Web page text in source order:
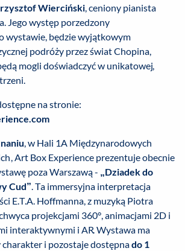
Wierciński, ceniony pianista
Jego występ porzedzony
wystawie, będzie wyjątkowym
podróży przez świat Chopina,
mogli doświadczyć w unikatowej,
na stronie:
, w Hali 1A Międzynarodowych
Art Box Experience prezentuje obecnie
poza Warszawą - „Dziadek do
Cud”. Ta immersyjna interpretacja
E.T.A. Hoffmanna, z muzyką Piotra
projekcjami 360°, animacjami 2D i
interaktywnymi i AR. Wystawa ma
i pozostaje dostępnado 1